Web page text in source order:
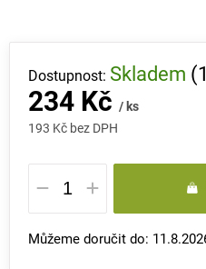
234 Kč / ks
193 Kč bez DPH
Měrná
cena:
Skladem
Můžeme doručit do: